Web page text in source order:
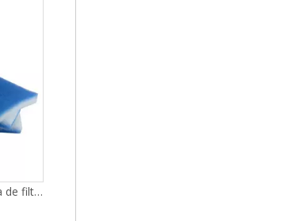
Filtração grosseira de esteira de filtro azul de alta resistência